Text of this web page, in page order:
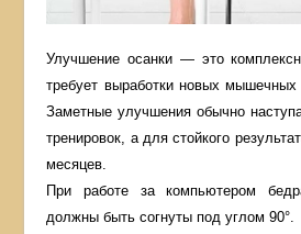
Улучшение осанки — это
требует выработки новых
Заметные улучшения обычно
тренировок, а для стойкого
месяцев.
При работе за компьютером
должны быть согнуты под углом 90°.